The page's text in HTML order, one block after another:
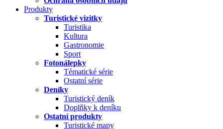
Produkty
Turistické vizitky
Turistika
Kultura
Gastronomie
Sport
Fotonálepky
Tématické série
Ostatní série
Deníky
Turistický deník
Doplňky k deníku
Ostatní produkty
Turistické mapy